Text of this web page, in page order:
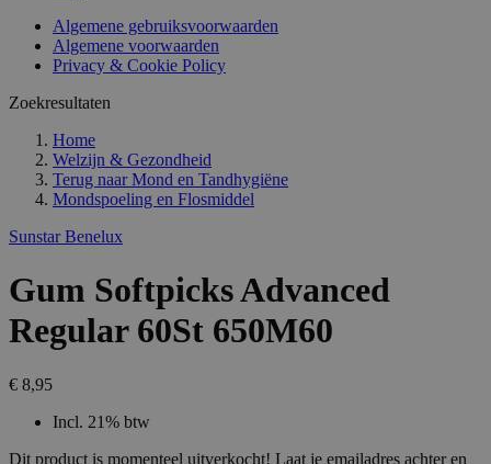
Algemene gebruiksvoorwaarden
Algemene voorwaarden
Privacy & Cookie Policy
Zoekresultaten
Home
Welzijn & Gezondheid
Terug naar Mond en Tandhygiëne
Mondspoeling en Flosmiddel
Sunstar Benelux
Gum Softpicks Advanced
Regular 60St 650M60
€ 8,95
Incl. 21% btw
Dit product is momenteel uitverkocht! Laat je emailadres achter en